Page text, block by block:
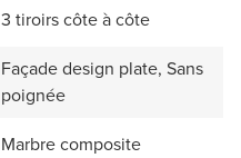
3 tiroirs côte à côte
Façade design plate, Sans
poignée
Marbre composite